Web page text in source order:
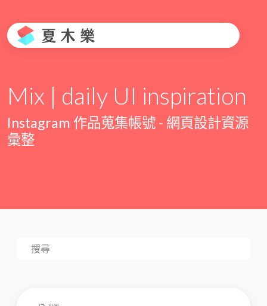
Mix | daily UI inspiration
Instagram 作品蒐集帳號 - 網頁設計資源
彙整